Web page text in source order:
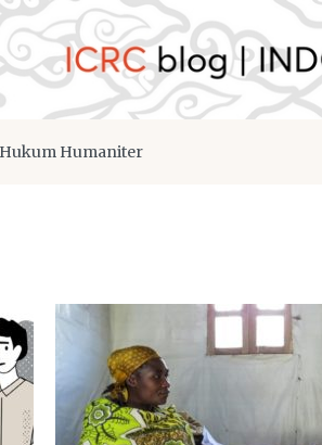
Hukum Humaniter